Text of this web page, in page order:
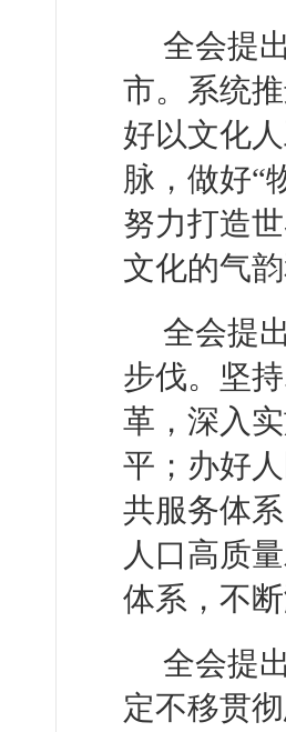
全会提
市。系统
好以文化
脉，做好“
努力打造
文化的气韵
全会提
步伐。坚
革，深入
平；办好
共服务体
人口高质
体系，不
全会提
定不移贯